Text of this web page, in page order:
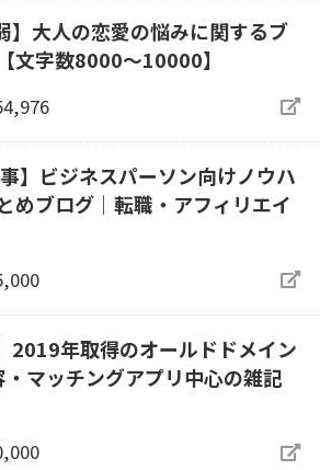
】大人の恋愛の悩みに関するブ
文字数8000〜10000】
事】ビジネスパーソン向けノウハ
めブログ｜転職・アフィリエイ
2019年取得のオールドドメイン
マッチングアプリ中心の雑記